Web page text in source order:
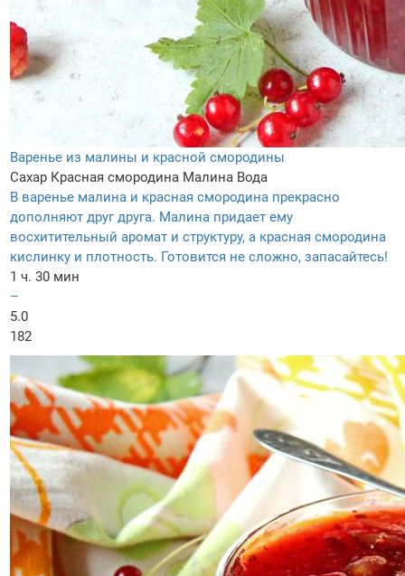
Варенье из малины и красной смородины
Сахар Красная смородина Малина Вода
В варенье малина и красная смородина прекрасно
дополняют друг друга. Малина придает ему
восхитительный аромат и структуру, а красная смородина
кислинку и плотность. Готовится не сложно, запасайтесь!
1 ч. 30 мин
–
5.0
182